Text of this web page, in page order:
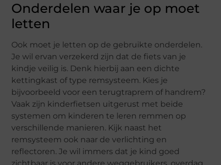
Onderdelen waar je op moet
letten
Ook moet je letten op de gebruikte onderdelen.
Je wil ervan verzekerd zijn dat de fiets van je
kindje veilig is. Denk hierbij aan een dichte
kettingkast of type remsysteem. Kies je
bijvoorbeeld voor een terugtraprem of handrem?
Vaak zijn kinderfietsen uitgerust met beide
systemen om kinderen te leren remmen op
verschillende manieren. Kijk naast het
remsysteem ook naar de verlichting en
reflectoren. Je wil immers dat je kind goed